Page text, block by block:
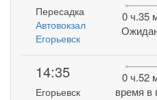
Пересадка
Автовокзал
Егорьевск
0 ч.35
14:35
Егорьевск
0 ч.52
время в